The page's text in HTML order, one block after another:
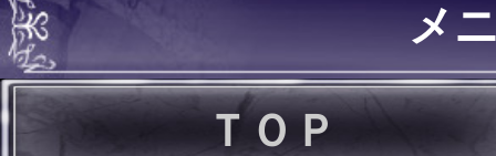
メ
ＴＯＰ